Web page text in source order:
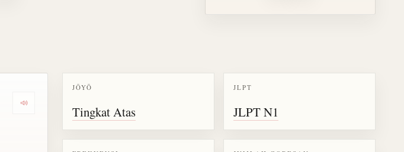
Dengarkan semua bacaan untuk kanji 懐
JŌYŌ
Tingkat Atas
JLPT
JLPT N1